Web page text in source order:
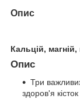
Опис
Кальцій,
Опис
Три
здоров'я кісток